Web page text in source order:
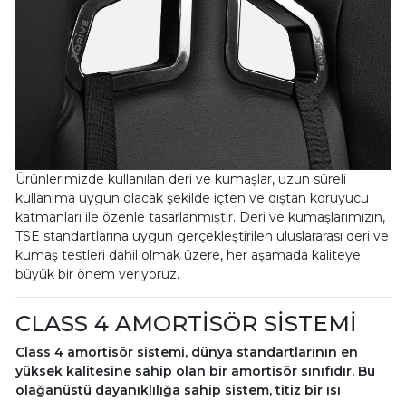
Ürünlerimizde kullanılan deri ve kumaşlar, uzun süreli
kullanıma uygun olacak şekilde içten ve dıştan koruyucu
katmanları ile özenle tasarlanmıştır. Deri ve kumaşlarımızın,
TSE standartlarına uygun gerçekleştirilen uluslararası deri ve
kumaş testleri dahil olmak üzere, her aşamada kaliteye
büyük bir önem veriyoruz.
CLASS 4 AMORTİSÖR SİSTEMİ
Class 4 amortisör sistemi, dünya standartlarının en
yüksek kalitesine sahip olan bir amortisör sınıfıdır. Bu
olağanüstü dayanıklılığa sahip sistem, titiz bir ısı